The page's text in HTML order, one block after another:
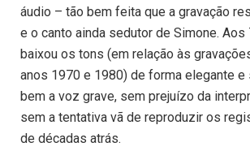
áudio – tão bem feita que a gravação
e o canto ainda sedutor de Simone. Aos
baixou os tons (em relação às
anos 1970 e 1980) de forma elegante
bem a voz grave, sem prejuízo da
sem a tentativa vã de reproduzir os
de décadas atrás.